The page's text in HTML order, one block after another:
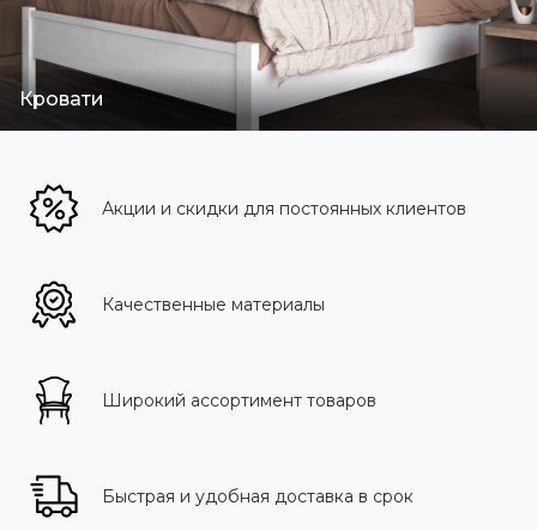
Кровати
Акции и скидки для постоянных клиентов
Качественные материалы
Широкий ассортимент товаров
Быстрая и удобная доставка в срок